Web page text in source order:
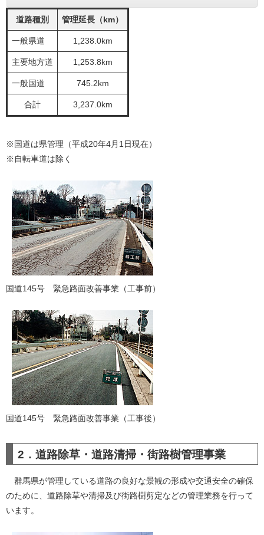
道路種別 管理延長（km）
一般県道 1,238.0km
主要地方道 1,253.8km
一般国道 745.2km
合計 3,237.0km
※国道は県管理（平成20年4月1日現在）
※自転車道は除く
国道145号 緊急路面改善事業（工事前）
国道145号 緊急路面改善事業（工事後）
2．道路除草・道路清掃・街路樹管理事業
群馬県が管理している道路の良好な景観の形成や交通安全の確保
のために、道路除草や清掃及び街路樹剪定などの管理業務を行って
います。